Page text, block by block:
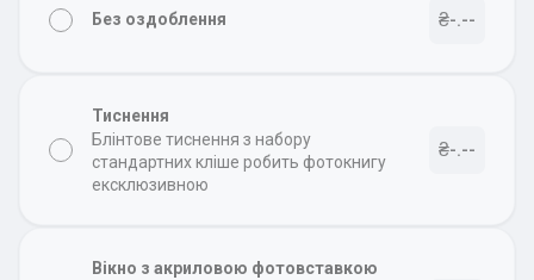
Без оздоблення ₴-.--
Тиснення
Блінтове тиснення з набору
стандартних кліше робить фотокнигу
ексклюзивною
₴-.--
Вікно з акриловою фотовставкою